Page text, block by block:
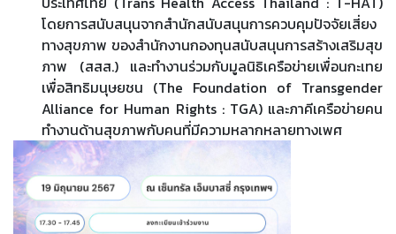
โดยการสนับสนุนจากสำนักสนับสนุนการควบคุมปัจจัยเสี่ยง
ทางสุขภาพ ของสำนักงานกองทุนสนับสนุนการสร้างเสริมสุข
ภาพ (สสส.) และทำงานร่วมกับมูลนิธิเครือข่ายเพื่อนกะเทย
เพื่อสิทธิมนุษยชน (The Foundation of Transgender
Alliance for Human Rights : TGA) และภาคีเครือข่ายคน
ทำงานด้านสุขภาพกับคนที่มีความหลากหลายทางเพศ